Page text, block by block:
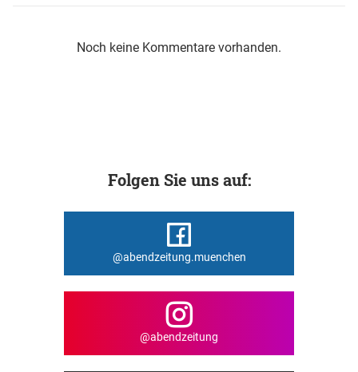
Noch keine Kommentare vorhanden.
Folgen Sie uns auf:
@abendzeitung.muenchen
@abendzeitung